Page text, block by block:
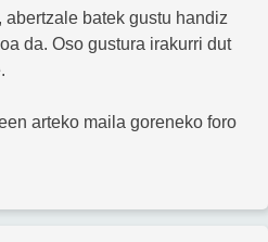
batek gustu handiz
da. Oso gustura irakurri dut
arteko maila goreneko foro